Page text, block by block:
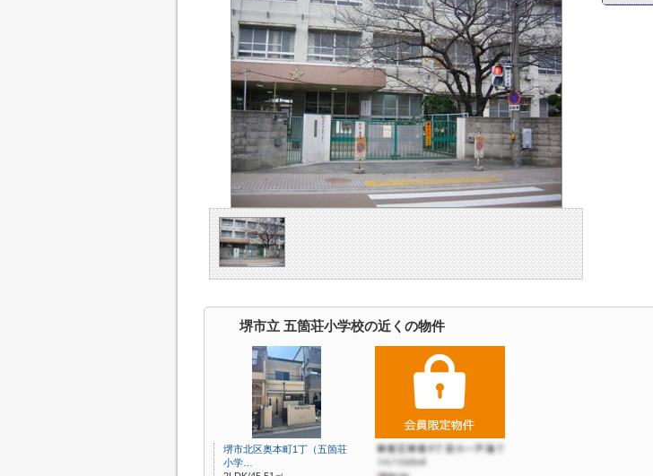
堺市立 五箇荘小学校の近くの物件
堺市北区奥本町1丁（五箇荘
小学…